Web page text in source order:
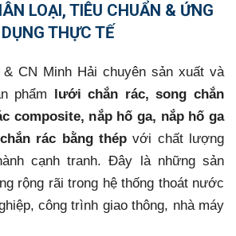
LOẠI, TIÊU CHUẨN & ỨNG
DỤNG THỰC TẾ
CN Minh Hải chuyên sản xuất và
phẩm lưới chắn rác, song chắn
composite, nắp hố ga, nắp hố ga
rác bằng thépvới chất lượng
cạnh tranh. Đây là những sản
rộng rãi trong hệ thống thoát nước
công trình giao thông, nhà máy